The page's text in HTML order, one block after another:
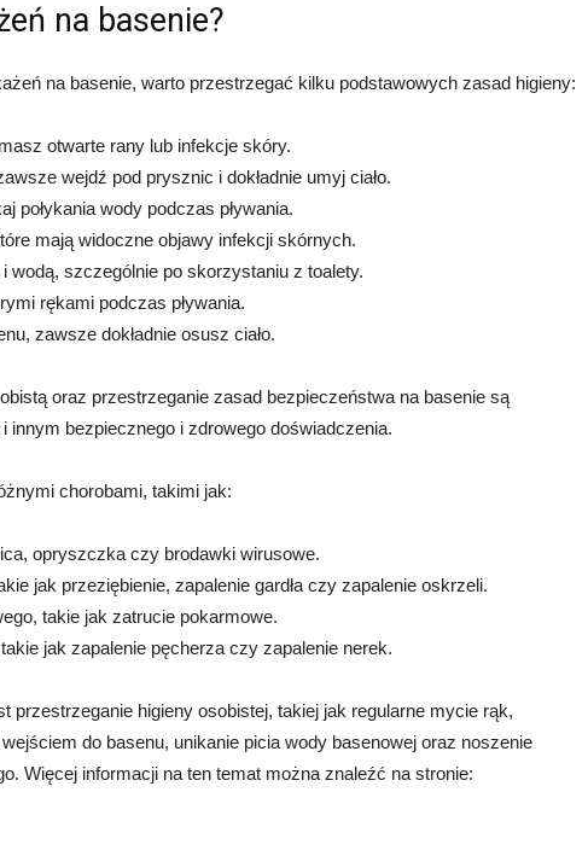
na basenie?
na basenie, warto przestrzegać kilku podstawowych zasad higieny:
otwarte rany lub infekcje skóry.
wejdź pod prysznic i dokładnie umyj ciało.
połykania wody podczas pływania.
mają widoczne objawy infekcji skórnych.
wodą, szczególnie po skorzystaniu z toalety.
rękami podczas pływania.
zawsze dokładnie osusz ciało.
oraz przestrzeganie zasad bezpieczeństwa na basenie są
innym bezpiecznego i zdrowego doświadczenia.
chorobami, takimi jak:
opryszczka czy brodawki wirusowe.
jak przeziębienie, zapalenie gardła czy zapalenie oskrzeli.
takie jak zatrucie pokarmowe.
jak zapalenie pęcherza czy zapalenie nerek.
przestrzeganie higieny osobistej, takiej jak regularne mycie rąk,
do basenu, unikanie picia wody basenowej oraz noszenie
Więcej informacji na ten temat można znaleźć na stronie: